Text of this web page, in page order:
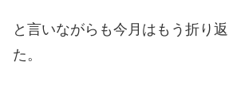
と言いながらも今月はもう折り
た。